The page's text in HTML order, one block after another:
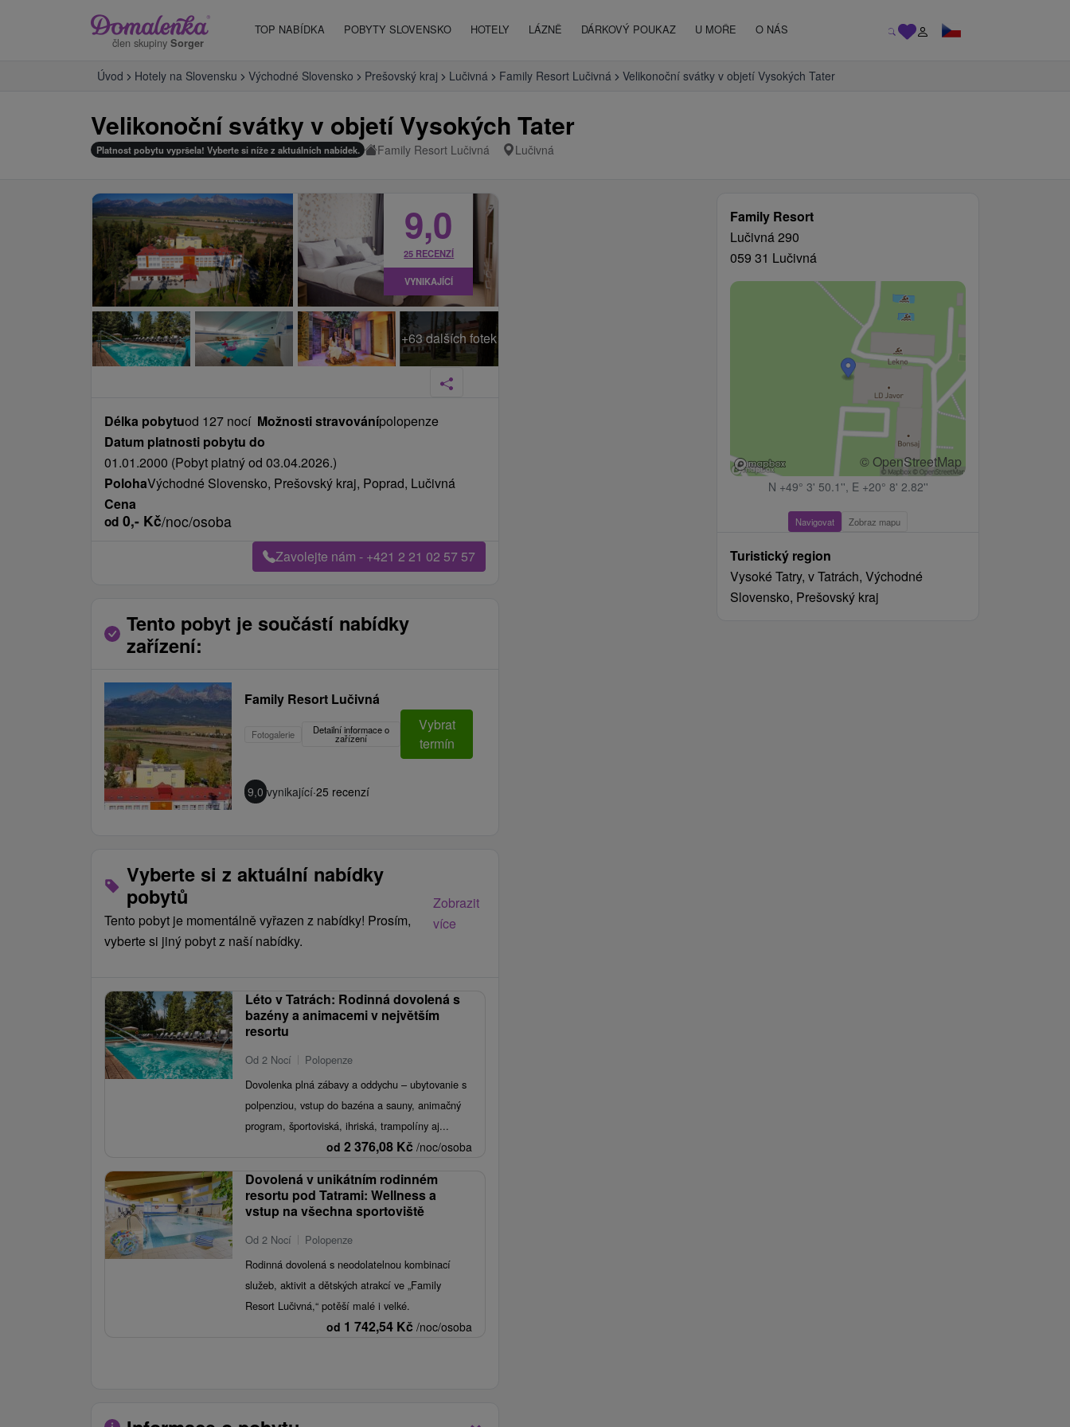
člen skupiny Sorger
TOP NABÍDKA POBYTY SLOVENSKO HOTELY LÁZNĚ DÁRKOVÝ POUKAZ U MOŘE O NÁS
Úvod Hotely na Slovensku Východné Slovensko Prešovský kraj Lučivná Family Resort Lučivná Velikonoční svátky v objetí Vysokých Tater
Velikonoční svátky v objetí Vysokých Tater
Platnost pobytu vypršela! Vyberte si níže z aktuálních nabídek. Family Resort Lučivná Lučivná
Family Resort
Lučivná 290
059 31 Lučivná
© OpenStreetMap
N +49° 3' 50.1'', E +20° 8' 2.82''
Navigovat Zobraz mapu
Turistický region
Vysoké Tatry, v Tatrách, Východné
Slovensko, Prešovský kraj
+63 dalších fotek
9,0
25 RECENZÍ
VYNIKAJÍCÍ
Délka pobytuod 127 nocí Možnosti stravovánípolopenze
Datum platnosti pobytu do
01.01.2000 (Pobyt platný od 03.04.2026.)
PolohaVýchodné Slovensko, Prešovský kraj, Poprad, Lučivná
Cena
od 0,- Kč/noc/osoba
Zavolejte nám - +421 2 21 02 57 57
Tento pobyt je součástí nabídky
zařízení:
Family Resort Lučivná
Fotogalerie Detailní informace o
zařízení
Vybrat
termín
9,0 vynikající·25 recenzí
Vyberte si z aktuální nabídky
pobytů
Tento pobyt je momentálně vyřazen z nabídky! Prosím,
vyberte si jiný pobyt z naší nabídky.
Zobrazit
více
Léto v Tatrách: Rodinná dovolená s
bazény a animacemi v největším
resortu
Od 2 Nocí
Polopenze
Dovolenka plná zábavy a oddychu – ubytovanie s
polpenziou, vstup do bazéna a sauny, animačný
program, športoviská, ihriská, trampolíny aj...
od 2 376,08 Kč /noc/osoba
Dovolená v unikátním rodinném
resortu pod Tatrami: Wellness a
vstup na všechna sportoviště
Od 2 Nocí
Polopenze
Rodinná dovolená s neodolatelnou kombinací
služeb, aktivit a dětských atrakcí ve „Family
Resort Lučivná,“ potěší malé i velké.
od 1 742,54 Kč /noc/osoba